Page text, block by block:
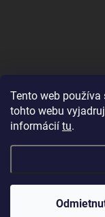
Tento web
tohto webu
informácií tu.
Created by